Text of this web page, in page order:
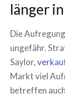
länger
Die
ungefähr.
Saylor,
Markt viel
betreffen